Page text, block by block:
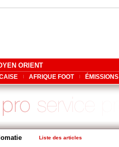
ORIENT
AFRIQUE FOOT ÉMISSIONS
Liste des articles